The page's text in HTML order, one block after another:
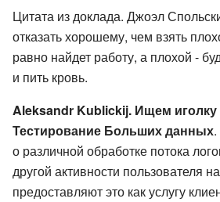
Цитата из доклада. Джоэл
отказать хорошему, чем взять
равно найдет работу, а плохой -
и пить кровь.
Aleksandr Kublickij. Ищем иголку
Тестирование Больших данных
о различной обработке потока
другой активности пользователя
предоставляют это как услугу